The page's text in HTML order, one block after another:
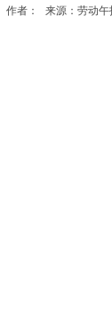
作者： 来源：劳动午